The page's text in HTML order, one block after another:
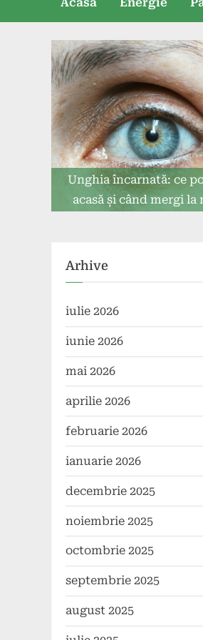
Unghia încarnată: ce
acasă și când mergi la
Arhive
iulie 2026
iunie 2026
mai 2026
aprilie 2026
februarie 2026
ianuarie 2026
decembrie 2025
noiembrie 2025
octombrie 2025
septembrie 2025
august 2025